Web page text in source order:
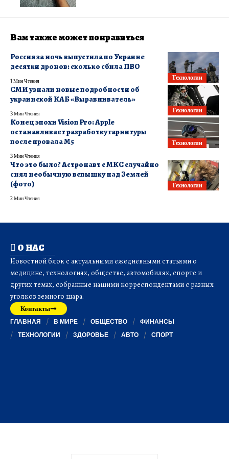
Вам также может понравиться
Технологии
Россия за ночь выпустила по Украине
десятки дронов: сколько сбила ПВО
1 Мин Чтения
Технологии
СМИ узнали новые подробности об
украинской КАБ «Выравниватель»
3 Мин Чтения
Технологии
Конец эпохи Vision Pro: Apple
останавливает разработку гарнитуры
после провала M5
3 Мин Чтения
Технологии
Что это было? Астронавт с МКС случайно
снял необычную вспышку над Землей
(фото)
2 Мин Чтения
О НАС
Новостной блок с актуальными ежедневными статьями о
медицине, технологиях, обществе, автомобилях, спорте и
других темах, собранные нашими корреспондентами с разных
уголков земного шара.
Контакты
ГЛАВНАЯ В МИРЕ ОБЩЕСТВО
ФИНАНСЫ
ТЕХНОЛОГИИ
ЗДОРОВЬЕ АВТО СПОРТ